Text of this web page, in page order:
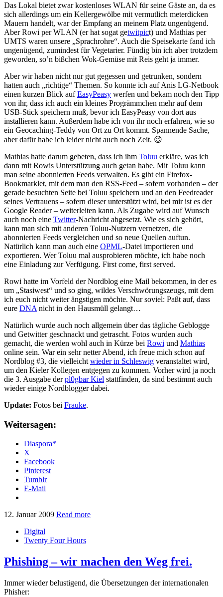
Das Lokal bietet zwar kostenloses WLAN für seine Gäste an, da es
sich allerdings um ein Kellergewölbe mit vermutlich meterdicken
Mauern handelt, war der Empfang an meinem Platz ungenügend.
Aber Rowi per WLAN (er hat sogat getwitpict) und Mathias per
UMTS waren unsere „Sprachrohre“. Auch die Speisekarte fand ich
ungenügend, zumindest für Vegetarier. Fündig bin ich aber trotzdem
geworden, so’n bißchen Wok-Gemüse mit Reis geht ja immer.
Aber wir haben nicht nur gut gegessen und getrunken, sondern
hatten auch „richtige“ Themen. So konnte ich auf Anis LG-Netbook
einen kurzen Blick aufEasyPeasy werfen und bekam noch den Tipp
von ihr, dass ich auch ein kleines Progrämmchen mehr auf dem
USB-Stick speichern muß, bevor ich EasyPeasy von dort aus
installieren kann. Außerdem habe ich von ihr noch erfahren, wie so
ein Geocaching-Teddy von Ort zu Ort kommt. Spannende Sache,
aber dafür habe ich leider nicht auch noch Zeit. 😉
Mathias hatte darum gebeten, dass ich ihm Toluu erkläre, was ich
dann mit Rowis Unterstützung auch getan habe. Mit Toluu kann
man seine abonnierten Feeds verwalten. Es gibt ein Firefox-
Bookmarklet, mit dem man den RSS-Feed – sofern vorhanden – der
gerade besuchten Seite bei Toluu speichern und an den Feedreader
seines Vertrauens – sofern dieser unterstützt wird, bei mir ist es der
Google Reader – weiterleiten kann. Als Zugabe wird auf Wunsch
auch noch eine Twitter-Nachricht abgesetzt. Wie es sich gehört,
kann man sich mit anderen Toluu-Nutzern vernetzen, die
abonnierten Feeds vergleichen und so neue Quellen auftun.
Natürlich kann man auch eine OPML-Datei importieren und
exportieren. Wer Toluu mal ausprobieren möchte, ich habe noch
eine Einladung zur Verfügung. First come, first served.
Rowi hatte im Vorfeld der Nordblog eine Mail bekommen, in der es
um „Stasiwest“ und so ging, wildes Verschwörungszeugs, mit dem
ich euch nicht weiter ängstigen möchte. Nur soviel: Paßt auf, dass
eure DNA nicht in den Hausmüll gelangt…
Natürlich wurde auch noch allgemein über das tägliche Geblogge
und Getwitter geschnackt und getrascht. Fotos wurden auch
gemacht, die werden wohl auch in Kürze bei Rowi und Mathias
online sein. War ein sehr netter Abend, ich freue mich schon auf
Nordblog #3, die vielleicht wieder in Schleswig veranstaltet wird,
um den Kieler Kollegen entgegen zu kommen. Vorher wird ja noch
die 3. Ausgabe derpl0gbar Kiel stattfinden, da sind bestimmt auch
wieder einige Nordblogger dabei.
Update: Fotos bei Frauke.
Weitersagen:
Diaspora*
X
Facebook
Pinterest
Tumblr
E-Mail
12. Januar 2009 Read more
Digital
Twenty Four Hours
Phishing – wir machen den Weg frei.
Immer wieder belustigend, die Übersetzungen der internationalen
Phisher: